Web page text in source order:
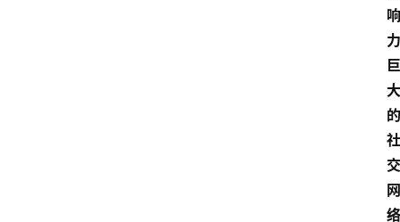
响
力
巨
大
的
社
交
网
络